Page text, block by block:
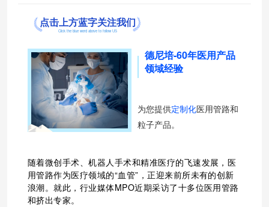
点击上方蓝字关注我们
Click the blue word above to follow US
德尼培-60年医用产品
领域经验
为您提供定制化医用管路和
粒子产品。
随着微创手术、机器人手术和精准医疗的飞速发展，医
用管路作为医疗领域的“血管”，正迎来前所未有的创新
浪潮。就此，行业媒体MPO近期采访了十多位医用管路
和挤出专家。